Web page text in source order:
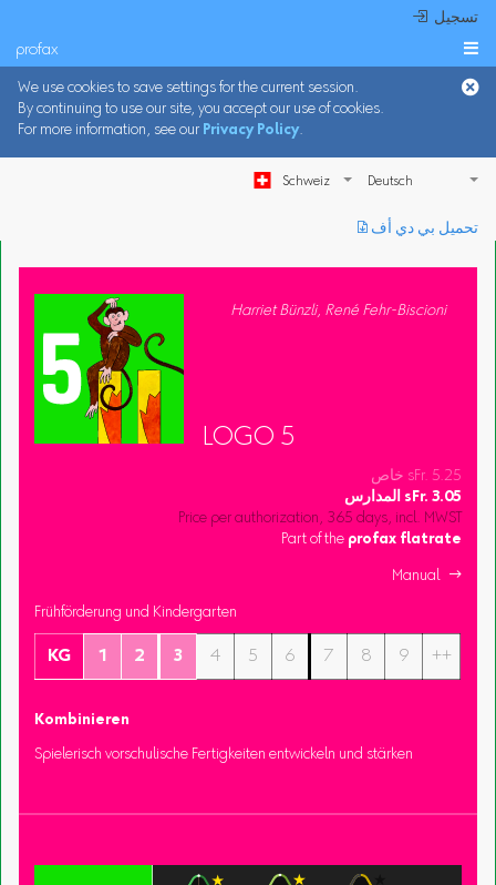
 تسجيل
profax 
We use cookies to save settings for the current session.
By continuing to use our site, you accept our use of cookies.
For more information, see our Privacy Policy.
Schweiz
︎ تحميل بي دي أف
Harriet Bünzli, René Fehr-Biscioni
LOGO 5
خاص sFr. 5.25
المدارس sFr. 3.05
Price per authorization, 365 days, incl. MWST
Part of the profax flatrate
Manual 
Frühförderung und Kindergarten
KG 1 2 3 4 5 6 7 8 9 ++
Kombinieren
Spielerisch vorschulische Fertigkeiten entwickeln und stärken